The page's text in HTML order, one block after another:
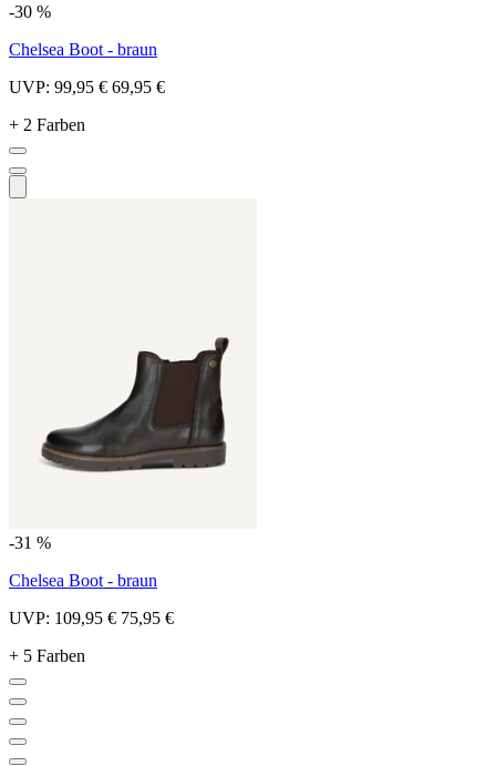
-30 %
Chelsea Boot - braun
UVP: 99,95 € 69,95 €
+ 2 Farben
-31 %
Chelsea Boot - braun
UVP: 109,95 € 75,95 €
+ 5 Farben